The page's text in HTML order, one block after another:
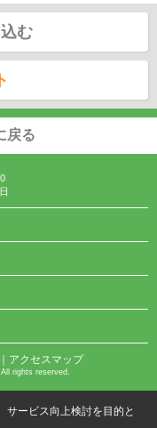
む
戻る
｜アクセスマップ
rights reserved.
サービス向上検討を目的と